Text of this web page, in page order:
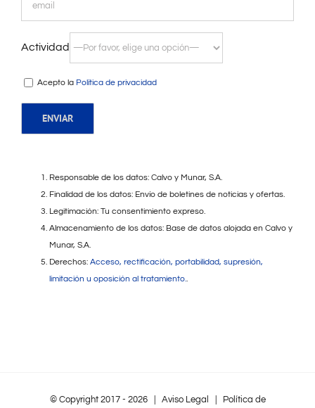
Actividad
Acepto la Política de privacidad
Responsable de los datos: Calvo y Munar, S.A.
Finalidad de los datos: Envío de boletines de noticias y ofertas.
Legitimación: Tu consentimiento expreso.
Almacenamiento de los datos: Base de datos alojada en Calvo y
Munar, S.A.
Derechos: Acceso, rectificación, portabilidad, supresión,
limitación u oposición al tratamiento..
© Copyright 2017 - 2026 | Aviso Legal Política de